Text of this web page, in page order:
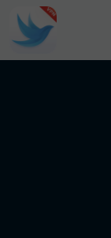
跳转到主要内容